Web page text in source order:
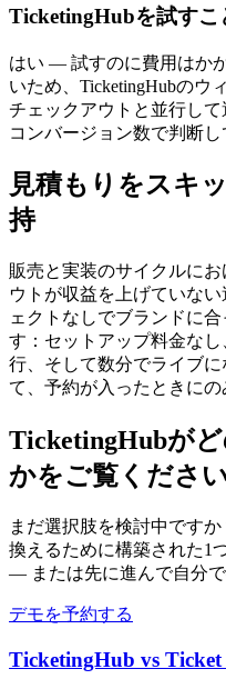
TicketingHubを試すこ
はい — 試すのに費用はか
いため、TicketingHubのウ
チェックアウトと並行して
コンバージョン数で判断し
見積もりをスキ
持
販売と実装のサイクルに
ウトが収益を上げていな
ェクトなしでブランドに
す：セットアップ料金な
行、そして数分でライブ
て、予約が入ったときにの
TicketingHubが
かをご覧くださ
まだ選択肢を検討中です
換えるために構築された1
— または先に進んで自分で
デモを予約する
TicketingHub vs